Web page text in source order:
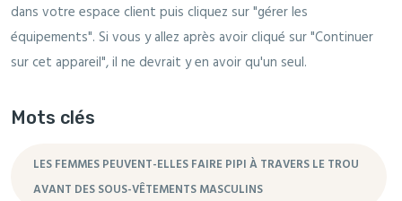
dans votre espace client puis cliquez sur "gérer les
équipements". Si vous y allez après avoir cliqué sur "Continuer
sur cet appareil", il ne devrait y en avoir qu'un seul.
Mots clés
LES FEMMES PEUVENT-ELLES FAIRE PIPI À TRAVERS LE TROU
AVANT DES SOUS-VÊTEMENTS MASCULINS